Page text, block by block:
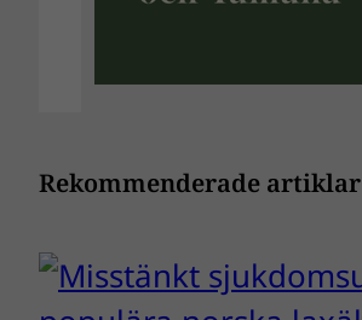
Rekommenderade artiklar